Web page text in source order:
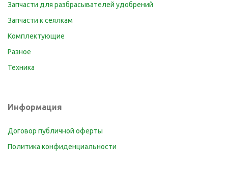
Запчасти для разбрасывателей удобрений
Запчасти к сеялкам
Комплектующие
Разное
Техника
Информация
Договор публичной оферты
Политика конфиденциальности